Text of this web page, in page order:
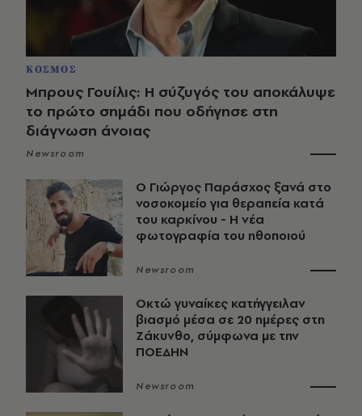
ΚΟΣΜΟΣ
Μπρους Γουίλις: Η σύζυγός του αποκάλυψε
το πρώτο σημάδι που οδήγησε στη
διάγνωση άνοιας
Newsroom
O Γιώργος Παράσχος ξανά στο
νοσοκομείο για θεραπεία κατά
του καρκίνου - Η νέα
φωτογραφία του ηθοποιού
Newsroom
Οκτώ γυναίκες κατήγγειλαν
βιασμό μέσα σε 20 ημέρες στη
Ζάκυνθο, σύμφωνα με την
ΠΟΕΔΗΝ
Newsroom